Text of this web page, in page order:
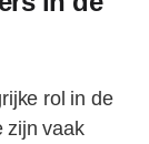
rol in de
zijn vaak